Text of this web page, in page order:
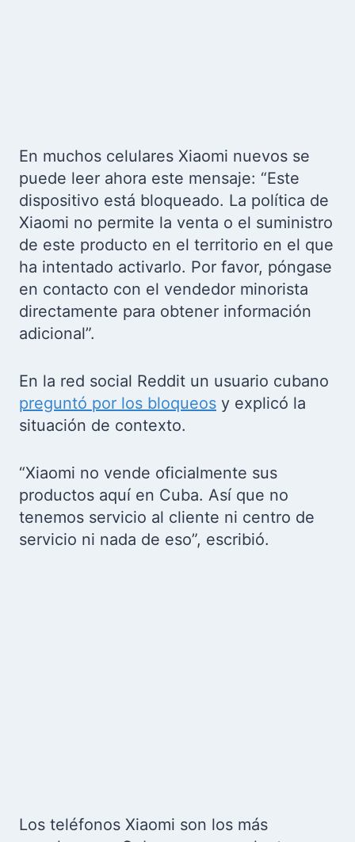
En muchos celulares Xiaomi nuevos se
puede leer ahora este mensaje: “Este
dispositivo está bloqueado. La política de
Xiaomi no permite la venta o el suministro
de este producto en el territorio en el que
ha intentado activarlo. Por favor, póngase
en contacto con el vendedor minorista
directamente para obtener información
adicional”.
En la red social Reddit un usuario cubano
preguntó por los bloqueos y explicó la
situación de contexto.
“Xiaomi no vende oficialmente sus
productos aquí en Cuba. Así que no
tenemos servicio al cliente ni centro de
servicio ni nada de eso”, escribió.
Los teléfonos Xiaomi son los más